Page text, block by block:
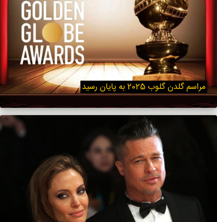
مراسم گلدن گلوب 2025 به پایان رسید